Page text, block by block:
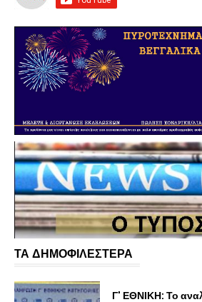
ΤΑ ΔΗΜΟΦΙΛΕΣΤΕΡΑ
Γ' ΕΘΝΙΚΗ: Το